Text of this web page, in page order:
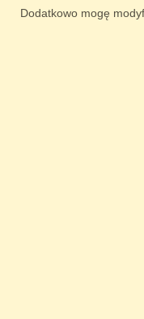
Dodatkowo mogę